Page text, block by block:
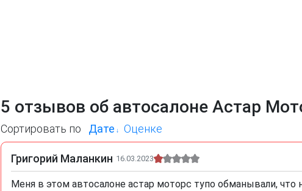
5 отзывов об автосалоне Астар
Сортировать по Дате Оценке
Григорий Маланкин 16.03.2023
Меня в этом автосалоне астар моторс тупо обманывали, что